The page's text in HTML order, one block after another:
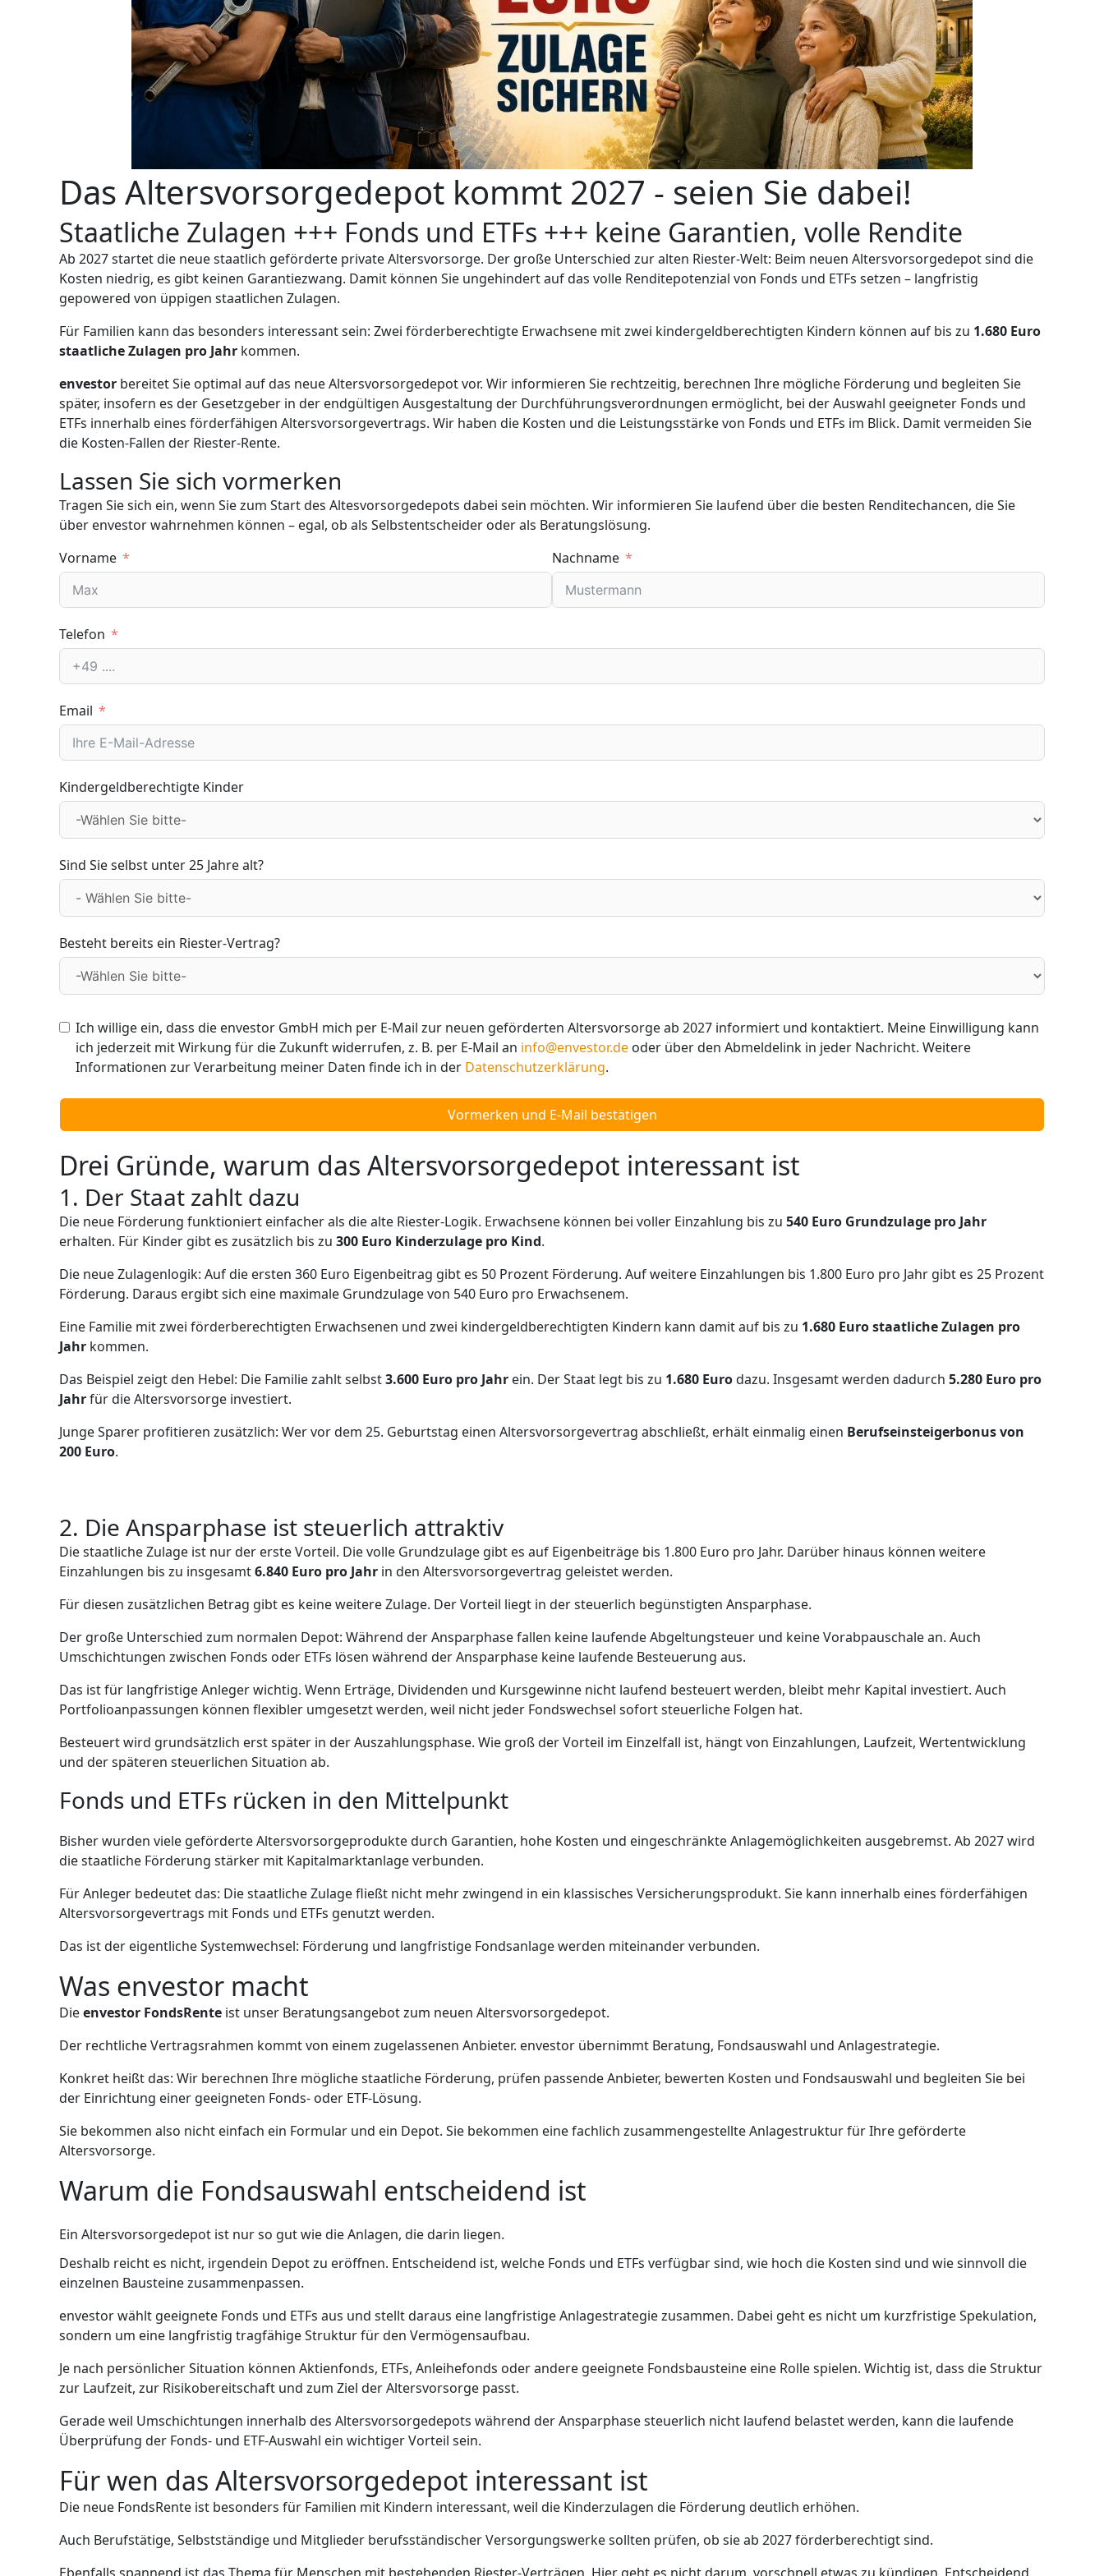
Das Altersvorsorgedepot kommt 2027 - seien Sie dabei!
Staatliche Zulagen +++ Fonds und ETFs +++ keine Garantien, volle Rendite
Ab 2027 startet die neue staatlich geförderte private Altersvorsorge. Der große Unterschied zur alten Riester-Welt: Beim neuen Altersvorsorgedepot sind die
Kosten niedrig, es gibt keinen Garantiezwang. Damit können Sie ungehindert auf das volle Renditepotenzial von Fonds und ETFs setzen – langfristig
gepowered von üppigen staatlichen Zulagen.
Für Familien kann das besonders interessant sein: Zwei förderberechtigte Erwachsene mit zwei kindergeldberechtigten Kindern können auf bis zu 1.680 Euro
staatliche Zulagen pro Jahr kommen.
envestor bereitet Sie optimal auf das neue Altersvorsorgedepot vor. Wir informieren Sie rechtzeitig, berechnen Ihre mögliche Förderung und begleiten Sie
später, insofern es der Gesetzgeber in der endgültigen Ausgestaltung der Durchführungsverordnungen ermöglicht, bei der Auswahl geeigneter Fonds und
ETFs innerhalb eines förderfähigen Altersvorsorgevertrags. Wir haben die Kosten und die Leistungsstärke von Fonds und ETFs im Blick. Damit vermeiden Sie
die Kosten-Fallen der Riester-Rente.
Lassen Sie sich vormerken
Tragen Sie sich ein, wenn Sie zum Start des Altesvorsorgedepots dabei sein möchten. Wir informieren Sie laufend über die besten Renditechancen, die Sie
über envestor wahrnehmen können – egal, ob als Selbstentscheider oder als Beratungslösung.
Vorname
Nachname
Telefon
Email
Kindergeldberechtigte Kinder
Sind Sie selbst unter 25 Jahre alt?
Besteht bereits ein Riester-Vertrag?
Ich willige ein, dass die envestor GmbH mich per E-Mail zur neuen geförderten Altersvorsorge ab 2027 informiert und kontaktiert. Meine Einwilligung kann
ich jederzeit mit Wirkung für die Zukunft widerrufen, z. B. per E-Mail an info@envestor.de oder über den Abmeldelink in jeder Nachricht. Weitere
Informationen zur Verarbeitung meiner Daten finde ich in der Datenschutzerklärung.
Vormerken und E-Mail bestätigen
Drei Gründe, warum das Altersvorsorgedepot interessant ist
1. Der Staat zahlt dazu
Die neue Förderung funktioniert einfacher als die alte Riester-Logik. Erwachsene können bei voller Einzahlung bis zu 540 Euro Grundzulage pro Jahr
erhalten. Für Kinder gibt es zusätzlich bis zu 300 Euro Kinderzulage pro Kind.
Die neue Zulagenlogik: Auf die ersten 360 Euro Eigenbeitrag gibt es 50 Prozent Förderung. Auf weitere Einzahlungen bis 1.800 Euro pro Jahr gibt es 25 Prozent
Förderung. Daraus ergibt sich eine maximale Grundzulage von 540 Euro pro Erwachsenem.
Eine Familie mit zwei förderberechtigten Erwachsenen und zwei kindergeldberechtigten Kindern kann damit auf bis zu 1.680 Euro staatliche Zulagen pro
Jahr kommen.
Das Beispiel zeigt den Hebel: Die Familie zahlt selbst3.600 Euro pro Jahr ein. Der Staat legt bis zu 1.680 Eurodazu. Insgesamt werden dadurch 5.280 Euro pro
Jahrfür die Altersvorsorge investiert.
Junge Sparer profitieren zusätzlich: Wer vor dem 25. Geburtstag einen Altersvorsorgevertrag abschließt, erhält einmalig einen Berufseinsteigerbonus von
200 Euro.
2. Die Ansparphase ist steuerlich attraktiv
Die staatliche Zulage ist nur der erste Vorteil. Die volle Grundzulage gibt es auf Eigenbeiträge bis 1.800 Euro pro Jahr. Darüber hinaus können weitere
Einzahlungen bis zu insgesamt6.840 Euro pro Jahr in den Altersvorsorgevertrag geleistet werden.
Für diesen zusätzlichen Betrag gibt es keine weitere Zulage. Der Vorteil liegt in der steuerlich begünstigten Ansparphase.
Der große Unterschied zum normalen Depot: Während der Ansparphase fallen keine laufende Abgeltungsteuer und keine Vorabpauschale an. Auch
Umschichtungen zwischen Fonds oder ETFs lösen während der Ansparphase keine laufende Besteuerung aus.
Das ist für langfristige Anleger wichtig. Wenn Erträge, Dividenden und Kursgewinne nicht laufend besteuert werden, bleibt mehr Kapital investiert. Auch
Portfolioanpassungen können flexibler umgesetzt werden, weil nicht jeder Fondswechsel sofort steuerliche Folgen hat.
Besteuert wird grundsätzlich erst später in der Auszahlungsphase. Wie groß der Vorteil im Einzelfall ist, hängt von Einzahlungen, Laufzeit, Wertentwicklung
und der späteren steuerlichen Situation ab.
Fonds und ETFs rücken in den Mittelpunkt
Bisher wurden viele geförderte Altersvorsorgeprodukte durch Garantien, hohe Kosten und eingeschränkte Anlagemöglichkeiten ausgebremst. Ab 2027 wird
die staatliche Förderung stärker mit Kapitalmarktanlage verbunden.
Für Anleger bedeutet das: Die staatliche Zulage fließt nicht mehr zwingend in ein klassisches Versicherungsprodukt. Sie kann innerhalb eines förderfähigen
Altersvorsorgevertrags mit Fonds und ETFs genutzt werden.
Das ist der eigentliche Systemwechsel: Förderung und langfristige Fondsanlage werden miteinander verbunden.
Was envestor macht
Dieenvestor FondsRente ist unser Beratungsangebot zum neuen Altersvorsorgedepot.
Der rechtliche Vertragsrahmen kommt von einem zugelassenen Anbieter. envestor übernimmt Beratung, Fondsauswahl und Anlagestrategie.
Konkret heißt das: Wir berechnen Ihre mögliche staatliche Förderung, prüfen passende Anbieter, bewerten Kosten und Fondsauswahl und begleiten Sie bei
der Einrichtung einer geeigneten Fonds- oder ETF-Lösung.
Sie bekommen also nicht einfach ein Formular und ein Depot. Sie bekommen eine fachlich zusammengestellte Anlagestruktur für Ihre geförderte
Altersvorsorge.
Warum die Fondsauswahl entscheidend ist
Ein Altersvorsorgedepot ist nur so gut wie die Anlagen, die darin liegen.
Deshalb reicht es nicht, irgendein Depot zu eröffnen. Entscheidend ist, welche Fonds und ETFs verfügbar sind, wie hoch die Kosten sind und wie sinnvoll die
einzelnen Bausteine zusammenpassen.
envestor wählt geeignete Fonds und ETFs aus und stellt daraus eine langfristige Anlagestrategie zusammen. Dabei geht es nicht um kurzfristige Spekulation,
sondern um eine langfristig tragfähige Struktur für den Vermögensaufbau.
Je nach persönlicher Situation können Aktienfonds, ETFs, Anleihefonds oder andere geeignete Fondsbausteine eine Rolle spielen. Wichtig ist, dass die Struktur
zur Laufzeit, zur Risikobereitschaft und zum Ziel der Altersvorsorge passt.
Gerade weil Umschichtungen innerhalb des Altersvorsorgedepots während der Ansparphase steuerlich nicht laufend belastet werden, kann die laufende
Überprüfung der Fonds- und ETF-Auswahl ein wichtiger Vorteil sein.
Für wen das Altersvorsorgedepot interessant ist
Die neue FondsRente ist besonders für Familien mit Kindern interessant, weil die Kinderzulagen die Förderung deutlich erhöhen.
Auch Berufstätige, Selbstständige und Mitglieder berufsständischer Versorgungswerke sollten prüfen, ob sie ab 2027 förderberechtigt sind.